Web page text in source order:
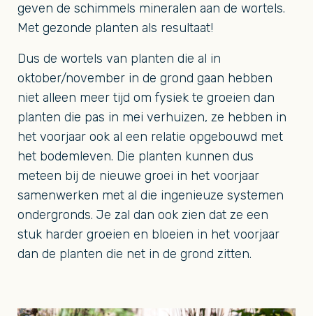
geven de schimmels mineralen aan de wortels.
Met gezonde planten als resultaat!
Dus de wortels van planten die al in
oktober/november in de grond gaan hebben
niet alleen meer tijd om fysiek te groeien dan
planten die pas in mei verhuizen, ze hebben in
het voorjaar ook al een relatie opgebouwd met
het bodemleven. Die planten kunnen dus
meteen bij de nieuwe groei in het voorjaar
samenwerken met al die ingenieuze systemen
ondergronds. Je zal dan ook zien dat ze een
stuk harder groeien en bloeien in het voorjaar
dan de planten die net in de grond zitten.